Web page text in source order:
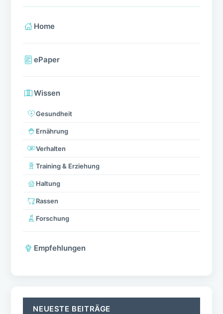
Home
ePaper
Wissen
Gesundheit
Ernährung
Verhalten
Training & Erziehung
Haltung
Rassen
Forschung
Empfehlungen
NEUESTE BEITRÄGE